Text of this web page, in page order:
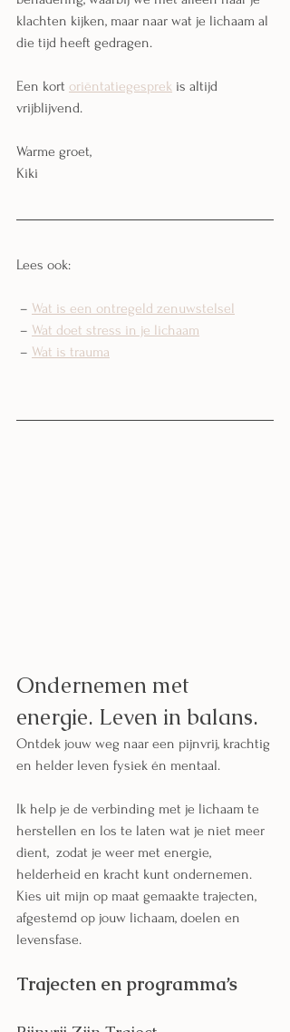
klachten kijken, maar naar wat je lichaam al
die tijd heeft gedragen.
Een kort oriëntatiegesprek is altijd
vrijblijvend.
Warme groet,
Kiki
Lees ook:
– Wat is een ontregeld zenuwstelsel
– Wat doet stress in je lichaam
– Wat is trauma
Ondernemen met
energie. Leven in balans.
Ontdek jouw weg naar een pijnvrij, krachtig
en helder leven fysiek én mentaal.
Ik help je de verbinding met je lichaam te
herstellen en los te laten wat je niet meer
dient,  zodat je weer met energie,
helderheid en kracht kunt ondernemen.
Kies uit mijn op maat gemaakte trajecten,
afgestemd op jouw lichaam, doelen en
levensfase.
Trajecten en programma’s